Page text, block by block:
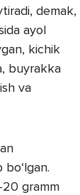
demak,
ayol
kichik
buyrakka
va
gramm